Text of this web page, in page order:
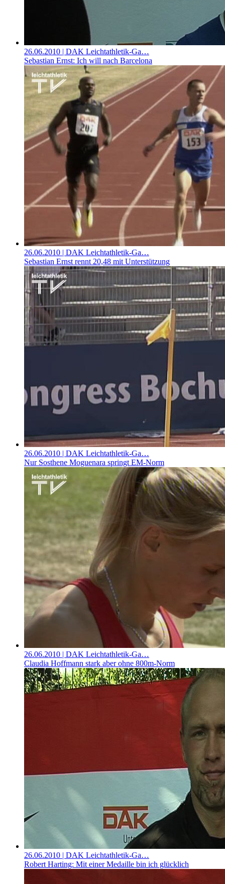
26.06.2010 | DAK Leichtathletik-Ga…
Sebastian Ernst: Ich will nach Barcelona
26.06.2010 | DAK Leichtathletik-Ga…
Sebastian Ernst rennt 20,48 mit Unterstützung
26.06.2010 | DAK Leichtathletik-Ga…
Nur Sosthene Moguenara springt EM-Norm
26.06.2010 | DAK Leichtathletik-Ga…
Claudia Hoffmann stark aber ohne 800m-Norm
26.06.2010 | DAK Leichtathletik-Ga…
Robert Harting: Mit einer Medaille bin ich glücklich